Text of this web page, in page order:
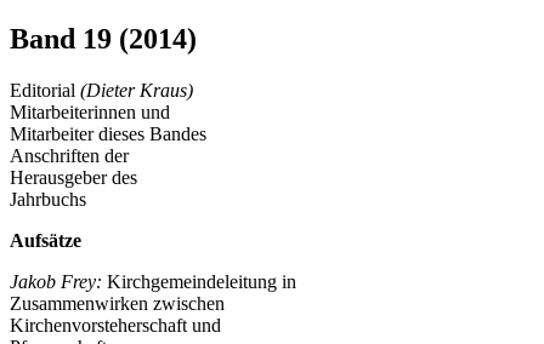
Band 19 (2014)
Editorial (Dieter Kraus)
Mitarbeiterinnen und
Mitarbeiter dieses Bandes
Anschriften der
Herausgeber des
Jahrbuchs
Aufsätze
Jakob Frey: Kirchgemeindeleitung in
Zusammenwirken zwischen
Kirchenvorsteherschaft und